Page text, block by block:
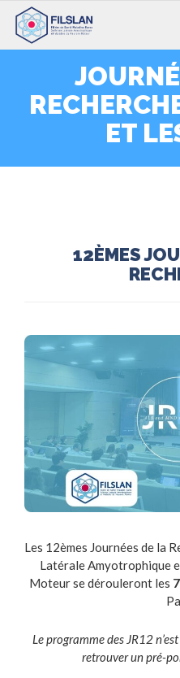
ET
12ÈMES
Les 12èmes Journées de la
Latérale Amyotrophique
Moteur se dérouleront les
Le programme des JR12
retrouver un pré-